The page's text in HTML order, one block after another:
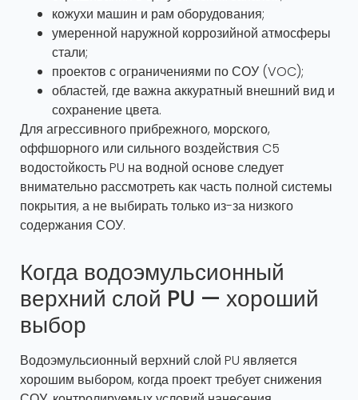
кожухи машин и рам оборудования;
умеренной наружной коррозийной атмосферы
стали;
проектов с ограничениями по СОУ (VOC);
областей, где важна аккуратный внешний вид и
сохранение цвета.
Для агрессивного прибрежного, морского,
оффшорного или сильного воздействия C5
водостойкость PU на водной основе следует
внимательно рассмотреть как часть полной системы
покрытия, а не выбирать только из-за низкого
содержания СОУ.
Когда водоэмульсионный
верхний слой PU — хороший
выбор
Водоэмульсионный верхний слой PU является
хорошим выбором, когда проект требует снижения